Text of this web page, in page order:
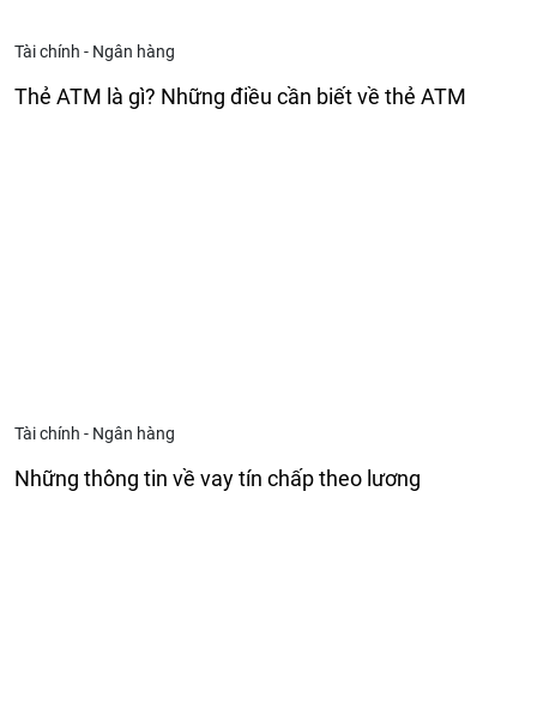
Tài chính - Ngân hàng
Thẻ ATM là gì? Những điều cần biết về thẻ ATM
Tài chính - Ngân hàng
Những thông tin về vay tín chấp theo lương